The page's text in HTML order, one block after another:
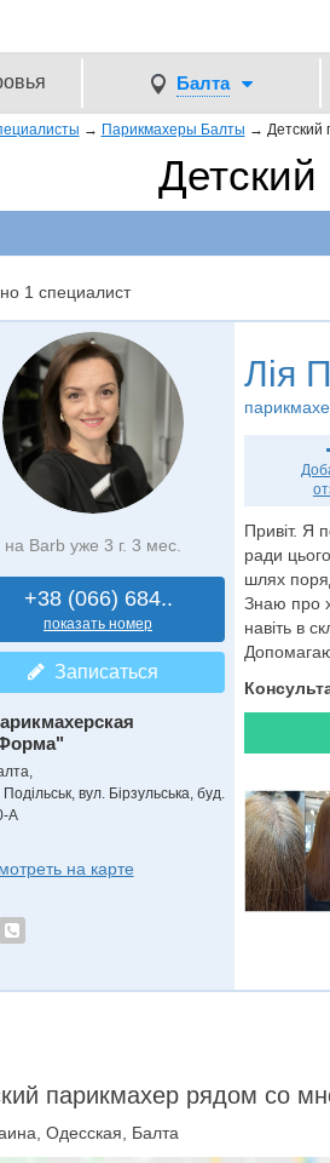
Балта
→ Парикмахеры Балты → Детский
1 специалист
на Barb уже 3 г. 3 мес.
+38 (066) 684..
показать номер
Записаться
вул. Бірзульська, буд.
А
на карте
Лія
Привіт. Я
ради
шлях
Знаю про
навіть в
Допомагаю
парикмахер рядом со
Одесская, Балта